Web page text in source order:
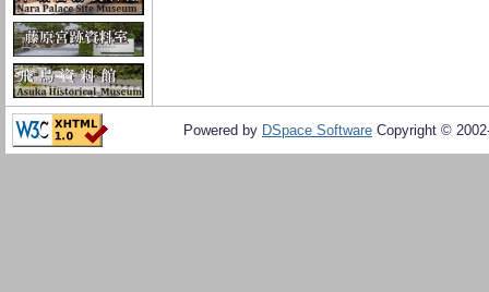
Powered by DSpace Software Copyright ©